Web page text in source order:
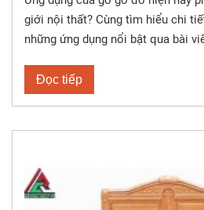
giới nội thất? Cùng tìm hiểu chi
những ứng dụng nổi bật qua bài
Đọc tiếp